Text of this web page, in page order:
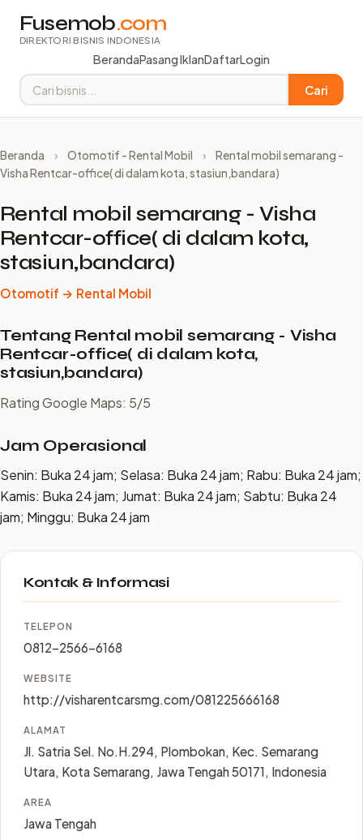
Fusemob.com
DIREKTORI BISNIS INDONESIA
BerandaPasang IklanDaftarLogin
Cari
Beranda › Otomotif - Rental Mobil ›
Rental mobil semarang -
Visha Rentcar-office( di dalam kota, stasiun,bandara)
Rental mobil semarang - Visha
Rentcar-office( di dalam kota,
stasiun,bandara)
Otomotif → Rental Mobil
Tentang Rental mobil semarang - Visha
Rentcar-office( di dalam kota,
stasiun,bandara)
Rating Google Maps: 5/5
Jam Operasional
Senin: Buka 24 jam; Selasa: Buka 24 jam; Rabu: Buka 24 jam;
Kamis: Buka 24 jam; Jumat: Buka 24 jam; Sabtu: Buka 24
jam; Minggu: Buka 24 jam
Kontak & Informasi
TELEPON
0812-2566-6168
WEBSITE
http://visharentcarsmg.com/081225666168
ALAMAT
Jl. Satria Sel. No.H.294, Plombokan, Kec. Semarang
Utara, Kota Semarang, Jawa Tengah 50171, Indonesia
AREA
Jawa Tengah